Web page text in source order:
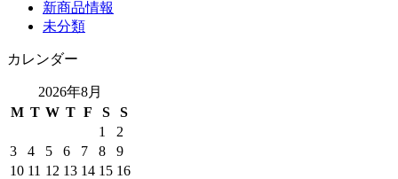
新商品情報
未分類
カレンダー
2026年8月
M T W T F S
S
1
2
3
4 5 6 7 8
9
10 11 12 13 14 15 16